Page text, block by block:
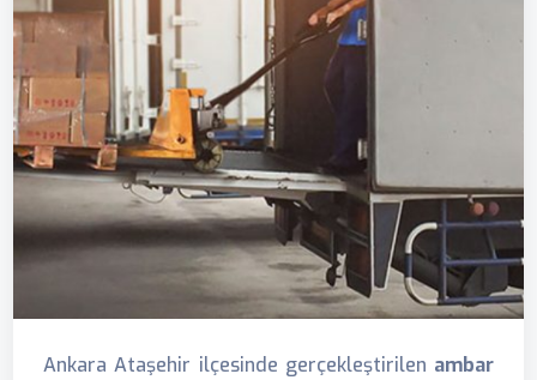
Ankara Ataşehir ilçesinde gerçekleştirilen ambar